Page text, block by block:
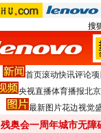
搜
首页滚动快讯评论项
央视直播体育播报北
最新图片花边视觉
残奥会一周年城市无障